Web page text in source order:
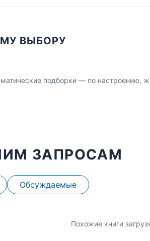
ВЫБОРУ
подборки — по настроению,
ЗАПРОСАМ
Обсуждаемые
Похожие книги